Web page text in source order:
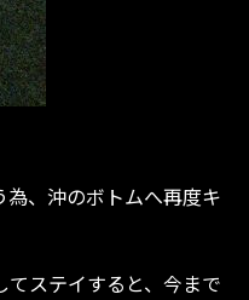
、沖のボトムへ再度キ
ステイすると、今まで